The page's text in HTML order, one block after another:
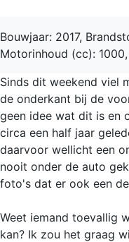
Bouwjaar: 2017,
Motorinhoud (cc):
Sinds dit weekend viel
de onderkant bij de
geen idee wat dit is en
circa een half jaar
daarvoor wellicht een
nooit onder de auto
foto's dat er ook een
Weet iemand toevallig
kan? Ik zou het graag